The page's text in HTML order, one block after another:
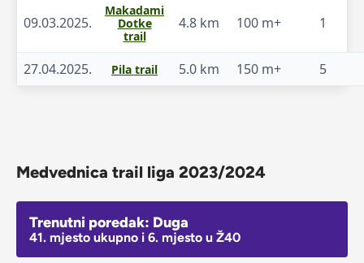
09.03.2025.
Makadami
Dotke
trail
4.8 km 100 m+ 1
27.04.2025. Pila trail 5.0 km 150 m+ 5
Medvednica trail liga 2023/2024
Trenutni poredak: Duga
41. mjesto ukupno i 6. mjesto u Ž40